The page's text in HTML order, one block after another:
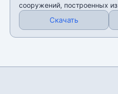
сооружений, построенных из
Скачать